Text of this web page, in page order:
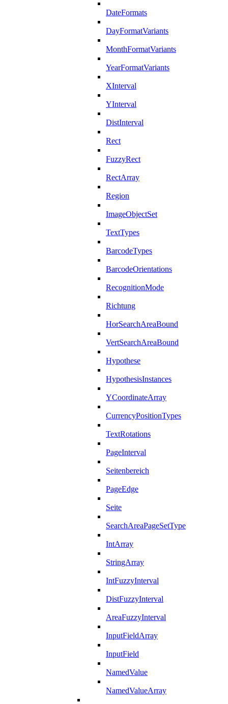
DateFormats
DayFormatVariants
MonthFormatVariants
YearFormatVariants
XInterval
YInterval
DistInterval
Rect
FuzzyRect
RectArray
Region
ImageObjectSet
TextTypes
BarcodeTypes
BarcodeOrientations
RecognitionMode
Richtung
HorSearchAreaBound
VertSearchAreaBound
Hypothese
HypothesisInstances
YCoordinateArray
CurrencyPositionTypes
TextRotations
PageInterval
Seitenbereich
PageEdge
Seite
SearchAreaPageSetType
IntArray
StringArray
IntFuzzyInterval
DistFuzzyInterval
AreaFuzzyInterval
InputFieldArray
InputField
NamedValue
NamedValueArray